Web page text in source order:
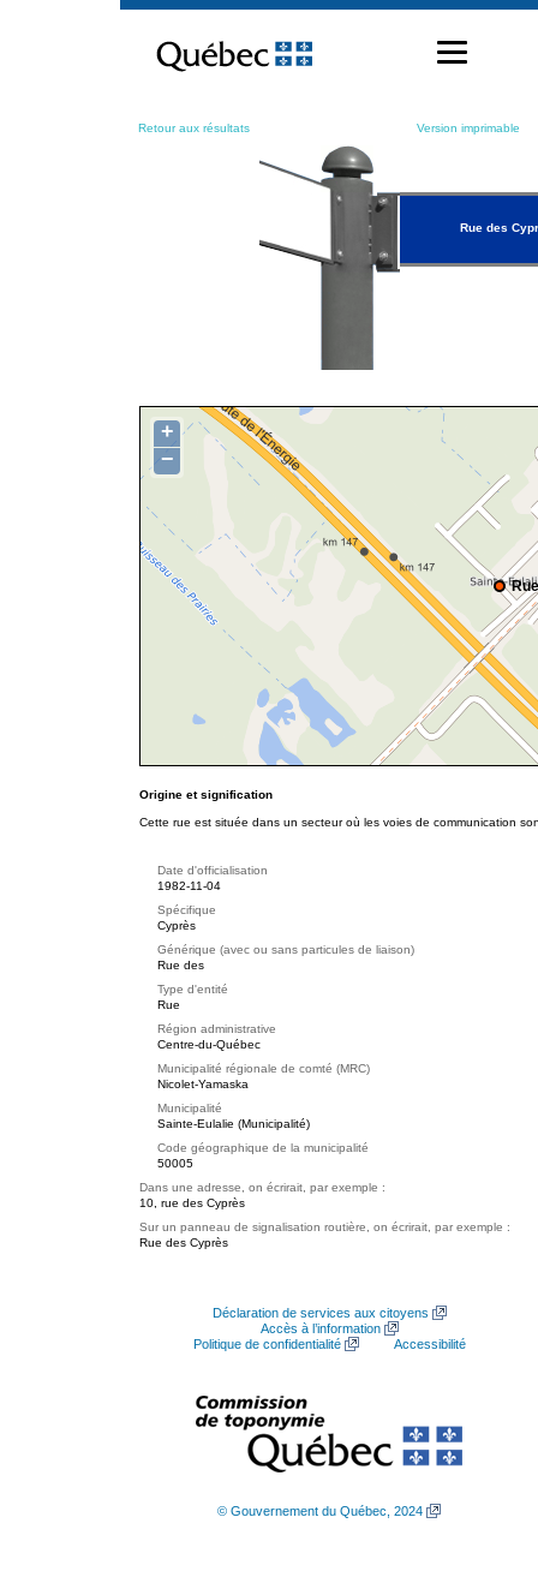
contenu
Retour aux résultats Version imprimable
Rue des
+
−
Origine et signification
Cette rue est située dans un secteur où les voies de communication
Date d'officialisation
1982-11-04
Spécifique
Cyprès
Générique (avec ou sans particules de liaison)
Rue des
Type d'entité
Rue
Région administrative
Centre-du-Québec
Municipalité régionale de comté (MRC)
Nicolet-Yamaska
Municipalité
Sainte-Eulalie (Municipalité)
Code géographique de la municipalité
50005
Dans une adresse, on écrirait, par exemple :
10, rue des Cyprès
Sur un panneau de signalisation routière, on écrirait, par exemple :
Rue des Cyprès
Déclaration de services aux citoyens
Accès à l’information
Politique de confidentialité
Accessibilité
© Gouvernement du Québec, 2024